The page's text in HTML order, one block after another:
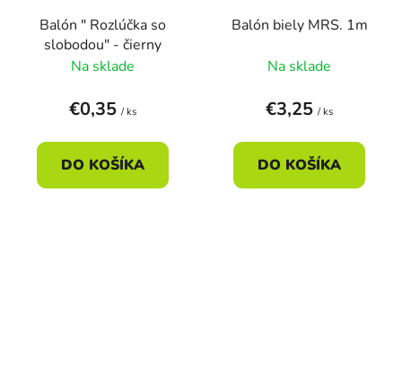
Balón " Rozlúčka so
slobodou" - čierny
Na sklade
€0,35 / ks
DO KOŠÍKA
Balón biely MRS. 1m
Na sklade
€3,25 / ks
DO KOŠÍKA